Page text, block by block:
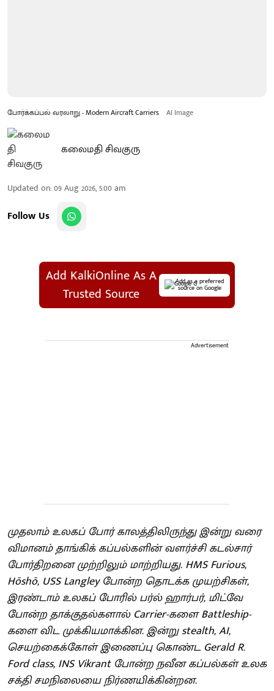
போர்க்கப்பல் வரலாறு - Modern Aircraft Carriers AI Image
கலைமதி சிவகுரு
Updated on:09 Aug 2026, 5:00 am
Follow Us
Add KalkiOnline As A
Trusted Source
Add as a preferred
source on Google
Advertisement
முதலாம் உலகப் போர் காலத்திலிருந்து இன்று வரை
விமானம் தாங்கிக் கப்பல்களின் வளர்ச்சி கடல்சார்
போர்திறனை முற்றிலும் மாற்றியது. HMS Furious,
Hōshō, USS Langley போன்ற தொடக்க முயற்சிகள்,
இரண்டாம் உலகப் போரில் பர்ல் ஹார்பர், மிட்வே
போன்ற தாக்குதல்களால் Carrier-களை Battleship-
களை விட முக்கியமாக்கின. இன்று stealth, AI,
செயற்கைக்கோள் இணைப்பு கொண்ட Gerald R.
Ford class, INS Vikrant போன்ற நவீன கப்பல்கள் உலக
சக்தி சமநிலையை நிர்ணயிக்கின்றன.